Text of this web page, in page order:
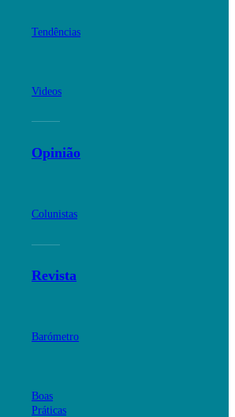
Tendências
Videos
Opinião
Colunistas
Revista
Barómetro
Boas
Práticas